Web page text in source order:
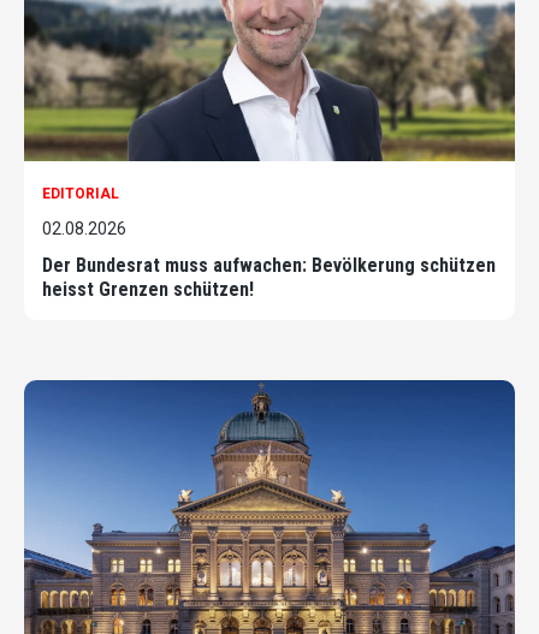
EDITORIAL
02.08.2026
Der Bundesrat muss aufwachen: Bevölkerung schützen
heisst Grenzen schützen!